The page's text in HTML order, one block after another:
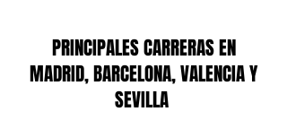
PRINCIPALES CARRERAS EN
MADRID, BARCELONA, VALENCIA Y
SEVILLA